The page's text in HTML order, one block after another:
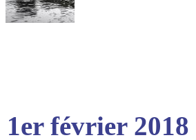
1er février 2018